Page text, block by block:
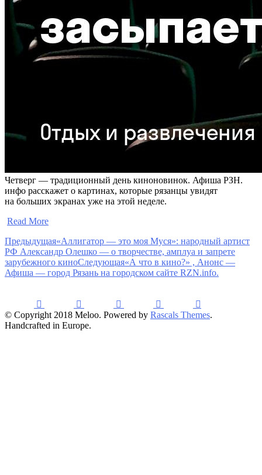
Четверг — традиционный день киноновинок. Афиша РЗН.
инфо расскажет о картинах, которые рязанцы увидят
на больших экранах уже на этой неделе.
Read More
Предыдущая«Аллигатор — это моя Муся»: народный артист
РФ Александр Олешко — о творчестве, амплуа и запрете
зарубежного киноСледующая«А что в кино?» , Анонс —
Афиша — город Рязань на городском сайте RZN.info.
© Copyright 2018 Meloo. Powered by Rascals Themes.
Handcrafted in Europe.